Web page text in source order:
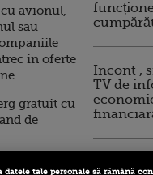
avionul,
sau
in oferte
gratuit cu
de
Incont ,
TV de
datele tale personale să rămână